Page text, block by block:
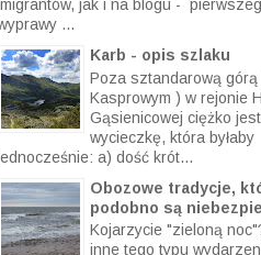
wskazówki.
serbskiej jest teraz na
(zarówno w temacie
imigrantów, jak i na blogu -
wyprawy ...
Karb - opis szlaku
Poza sztandarową górą
Kasprowym ) w rejonie
Gąsienicowej ciężko jest
wycieczkę, która byłaby
jednocześnie: a) dość krót...